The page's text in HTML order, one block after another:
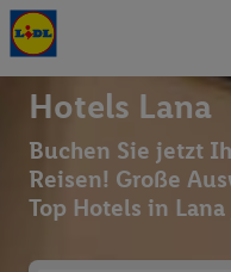
Hotels Lana
Buchen Sie jetzt
Reisen! Große
Top Hotels in